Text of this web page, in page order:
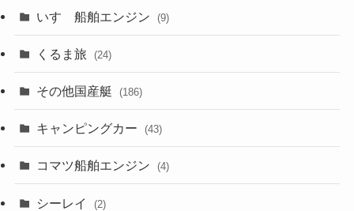
いすゞ船舶エンジン (9)
くるま旅 (24)
その他国産艇 (186)
キャンピングカー (43)
コマツ船舶エンジン (4)
シーレイ (2)